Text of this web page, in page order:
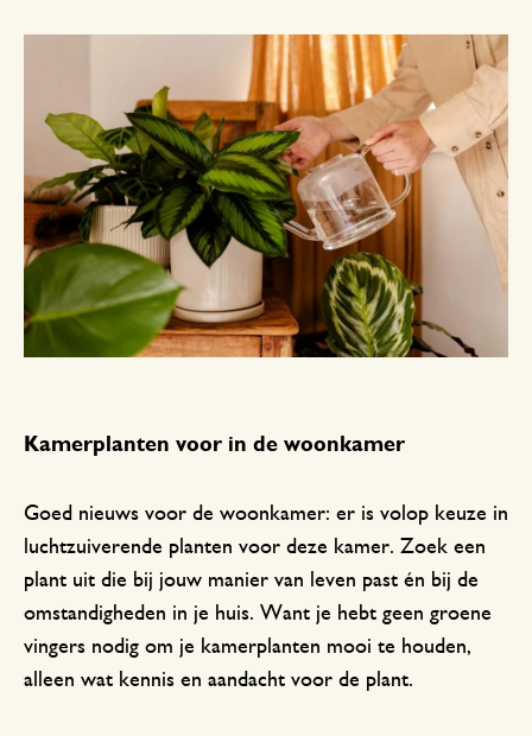
Kamerplanten voor in de woonkamer
Goed nieuws voor de woonkamer: er is volop keuze in
luchtzuiverende planten voor deze kamer. Zoek een
plant uit die bij jouw manier van leven past én bij de
omstandigheden in je huis. Want je hebt geen groene
vingers nodig om je kamerplanten mooi te houden,
alleen wat kennis en aandacht voor de plant.